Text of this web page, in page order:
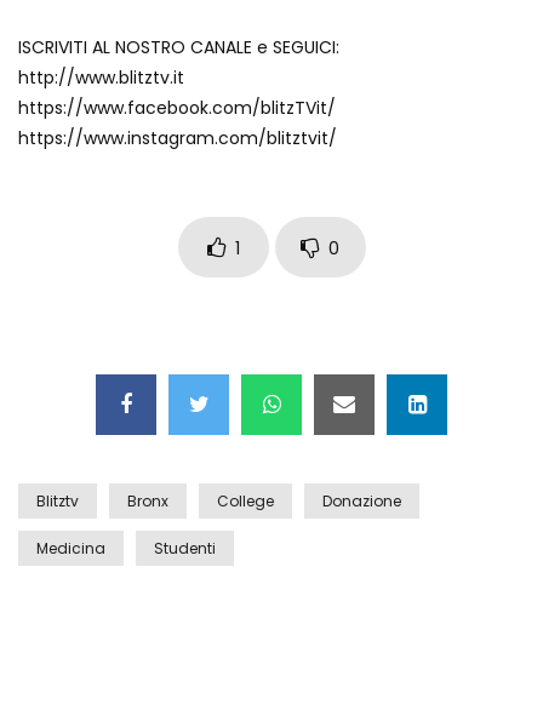
Due navi USA si scontrano in mare
incidente
Grattacielo crolla per un incendio
ISCRIVITI AL NOSTRO CANALE e SEGUICI:
http://www.blitztv.it
https://www.facebook.com/blitzTVit/
https://www.instagram.com/blitztvit/
1 0
Blitztv Bronx College Donazione
Medicina Studenti